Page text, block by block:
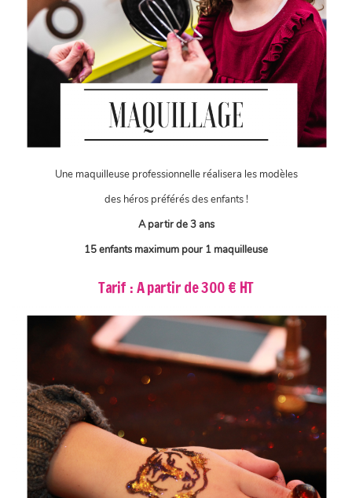
Une maquilleuse professionnelle réalisera les modèles
des héros préférés des enfants !
A partir de 3 ans
15 enfants maximum pour 1 maquilleuse
Tarif : A partir de 300 € HT